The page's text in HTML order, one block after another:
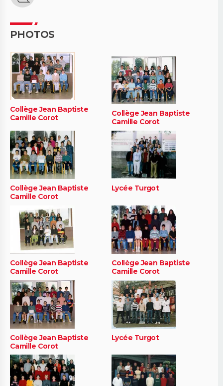
PHOTOS
Collège Jean Baptiste
Camille Corot
Collège Jean Baptiste
Camille Corot
Collège Jean Baptiste
Camille Corot
Lycée Turgot
Collège Jean Baptiste
Camille Corot
Collège Jean Baptiste
Camille Corot
Collège Jean Baptiste
Camille Corot
Lycée Turgot